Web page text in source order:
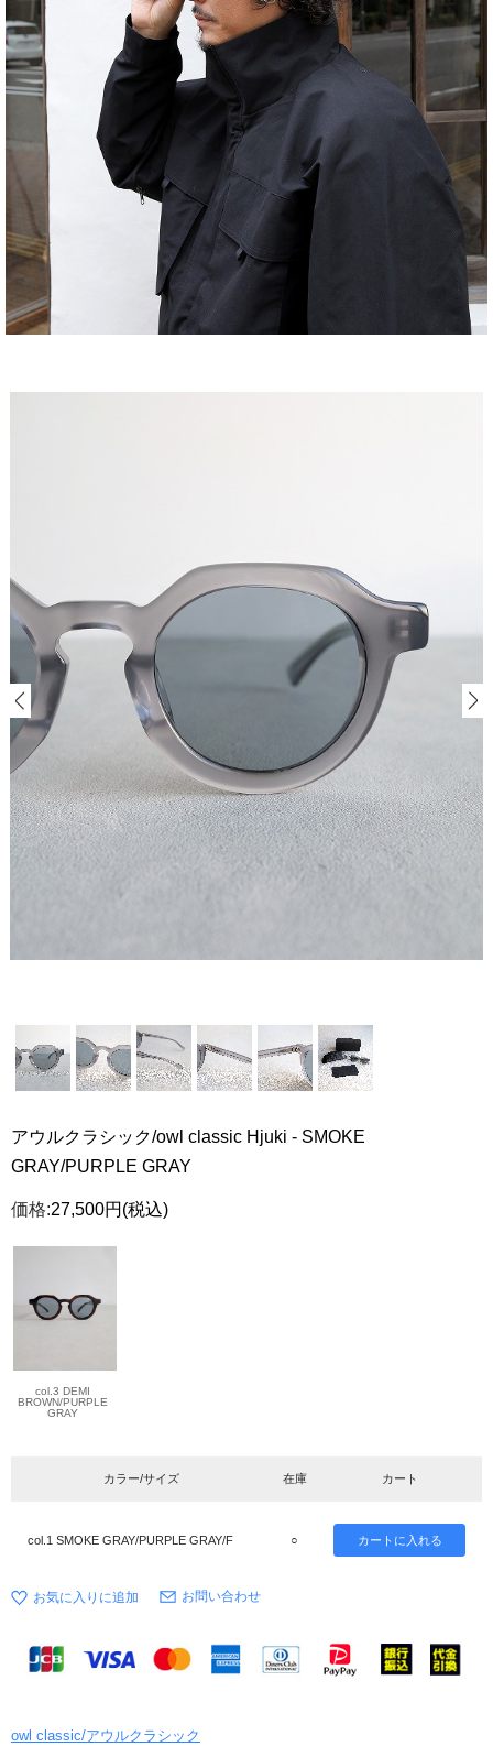
アウルクラシック/owl classic Hjuki - SMOKE
GRAY/PURPLE GRAY
価格:27,500円 (税込)
col.3 DEMI
BROWN/PURPLE
GRAY
カラー/サイズ 在庫 カート
col.1 SMOKE GRAY/PURPLE GRAY/F ○
お問い合わせ
owl classic/アウルクラシック